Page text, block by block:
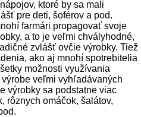
ktoré by sa mali
pre deti, šoférov a pod.
farmári propagovať svoje
a to je veľmi chvályhodné,
zvlášť ovčie výrobky. Tiež
ako aj mnohí spotrebitelia
možnosti využívania
veľmi vyhľadávaných
výrobky sa podstatne viac
rôznych omáčok, šalátov,